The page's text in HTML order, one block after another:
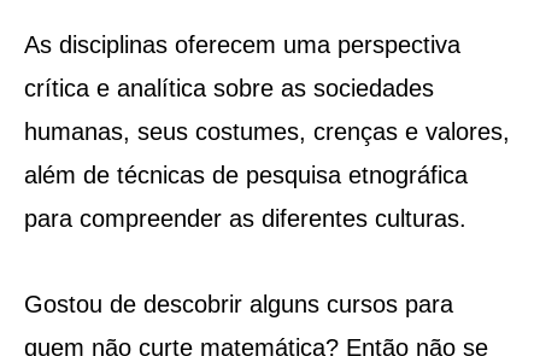
As disciplinas oferecem uma perspectiva
crítica e analítica sobre as sociedades
humanas, seus costumes, crenças e valores,
além de técnicas de pesquisa etnográfica
para compreender as diferentes culturas.
Gostou de descobrir alguns cursos para
quem não curte matemática? Então não se